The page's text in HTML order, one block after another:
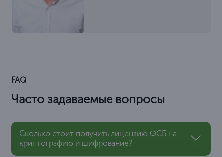
FAQ
Часто задаваемые вопросы
Сколько стоит получить лицензию ФСБ на
криптографию и шифрование?